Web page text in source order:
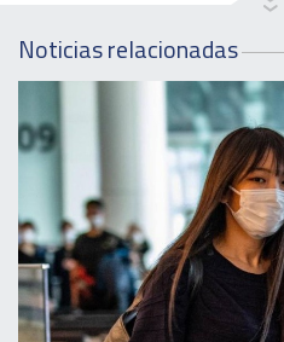
Noticias relacionadas